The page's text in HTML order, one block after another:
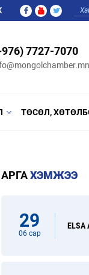
7727-7070
ТӨСӨЛ,
АРГАХЭМЖЭЭ
29
06 сар